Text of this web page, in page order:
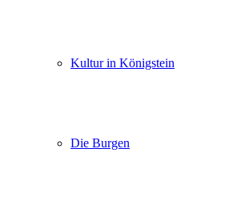
Kultur in Königstein
Die Burgen